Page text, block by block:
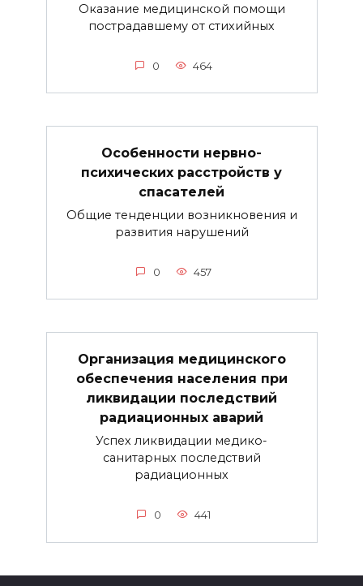
Оказание медицинской помощи
пострадавшему от стихийных
0 464
Особенности нервно-
психических расстройств у
спасателей
Общие тенденции возникновения и
развития нарушений
0 457
Организация медицинского
обеспечения населения при
ликвидации последствий
радиационных аварий
Успех ликвидации медико-
санитарных последствий
радиационных
0 441